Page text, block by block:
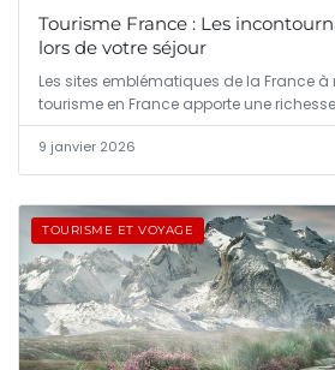
Tourisme France : Les
lors de votre séjour
Les sites emblématiques de la France
tourisme en France apporte une
9 janvier 2026
TOURISME ET VOYAGE